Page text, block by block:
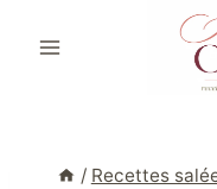
/ Recettes